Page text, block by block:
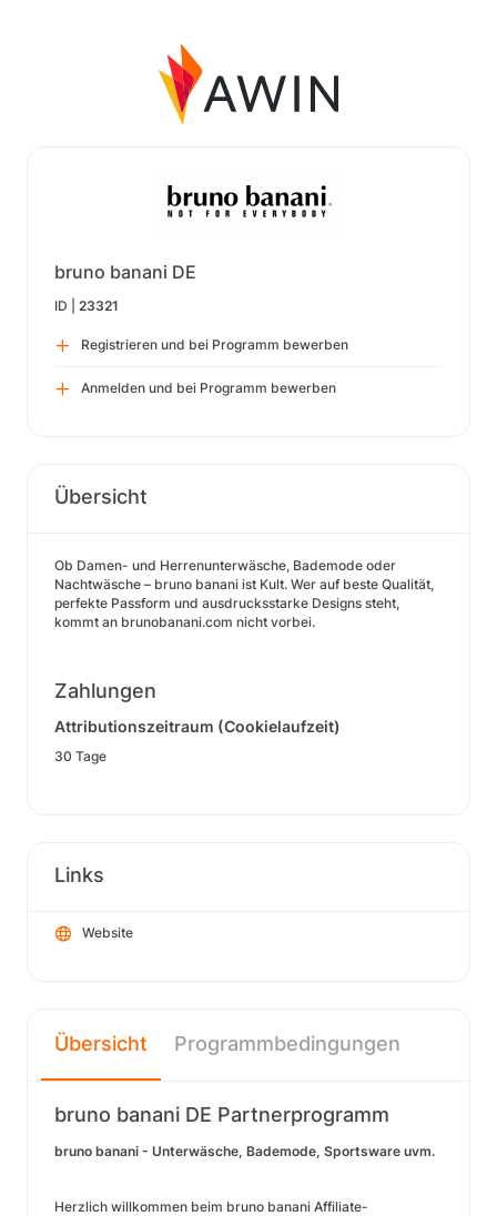
bruno banani DE
ID | 23321
Registrieren und bei Programm bewerben
Anmelden und bei Programm bewerben
Übersicht
Ob Damen- und Herrenunterwäsche, Bademode oder
Nachtwäsche – bruno banani ist Kult. Wer auf beste Qualität,
perfekte Passform und ausdrucksstarke Designs steht,
kommt an brunobanani.com nicht vorbei.
Zahlungen
Attributionszeitraum (Cookielaufzeit)
30 Tage
Links
Website
Übersicht Programmbedingungen
bruno banani DE Partnerprogramm
bruno banani - Unterwäsche, Bademode, Sportsware uvm.
Herzlich willkommen beim bruno banani Affiliate-